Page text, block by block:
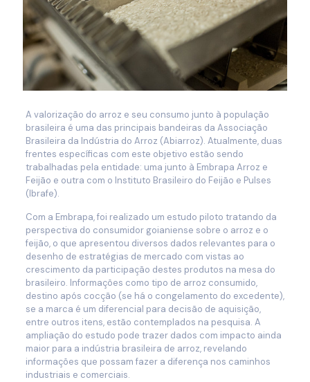
A valorização do arroz e seu consumo junto à população
brasileira é uma das principais bandeiras da Associação
Brasileira da Indústria do Arroz (Abiarroz). Atualmente, duas
frentes específicas com este objetivo estão sendo
trabalhadas pela entidade: uma junto à Embrapa Arroz e
Feijão e outra com o Instituto Brasileiro do Feijão e Pulses
(Ibrafe).
Com a Embrapa, foi realizado um estudo piloto tratando da
perspectiva do consumidor goianiense sobre o arroz e o
feijão, o que apresentou diversos dados relevantes para o
desenho de estratégias de mercado com vistas ao
crescimento da participação destes produtos na mesa do
brasileiro. Informações como tipo de arroz consumido,
destino após cocção (se há o congelamento do excedente),
se a marca é um diferencial para decisão de aquisição,
entre outros itens, estão contemplados na pesquisa. A
ampliação do estudo pode trazer dados com impacto ainda
maior para a indústria brasileira de arroz, revelando
informações que possam fazer a diferença nos caminhos
industriais e comerciais.